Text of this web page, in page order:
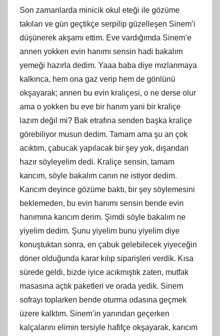
Son zamanlarda minicik okul eteği ile gözüme
takılan ve gün geçtikçe serpilip güzelleşen Sinem’i
düşünerek akşamı ettim. Eve vardığımda Sinem’e
annen yokken evin hanımı sensin hadi bakalım
yemeği hazırla dedim. Yaaa baba diye mızlanmaya
kalkınca, hem ona gaz verip hem de gönlünü
okşayarak; annen bu evin kraliçesi, o ne derse olur
ama o yokken bu eve bir hanım yani bir kraliçe
lazım değil mi? Bak etrafına senden başka kraliçe
görebiliyor musun dedim. Tamam ama şu an çok
acıktım, çabucak yapılacak bir şey yok, dışarıdan
hazır söyleyelim dedi. Kraliçe sensin, tamam
karıcım, söyle bakalım canın ne istiyor dedim.
Karıcım deyince gözüme baktı, bir şey söylemesini
beklemeden, bu evin hanımı sensin bende evin
hanımına karıcım derim. Şimdi söyle bakalım ne
yiyelim dedim. Şunu yiyelim bunu yiyelim diye
konuştuktan sonra, en çabuk gelebilecek yiyeceğin
döner olduğunda karar kılıp siparişleri verdik. Kısa
sürede geldi, bizde iyice acıkmıştık zaten, mutfak
masasına açtık paketleri ve orada yedik. Sinem
sofrayı toplarken bende oturma odasına geçmek
üzere kalktım. Sinem’in yanından geçerken
kalçalarını elimin tersiyle hafifçe okşayarak, karıcım